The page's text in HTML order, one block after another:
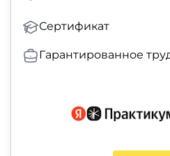
Сертификат
Гарантированное